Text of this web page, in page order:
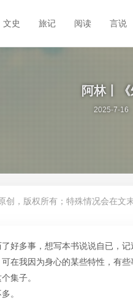
文史 旅记 阅读 言说
阿林丨
2025-7-16
创，版权所有；特殊情况会在文
好多事，想写本书说说自已，
在我因为身心的某些特性，有
集子。
。